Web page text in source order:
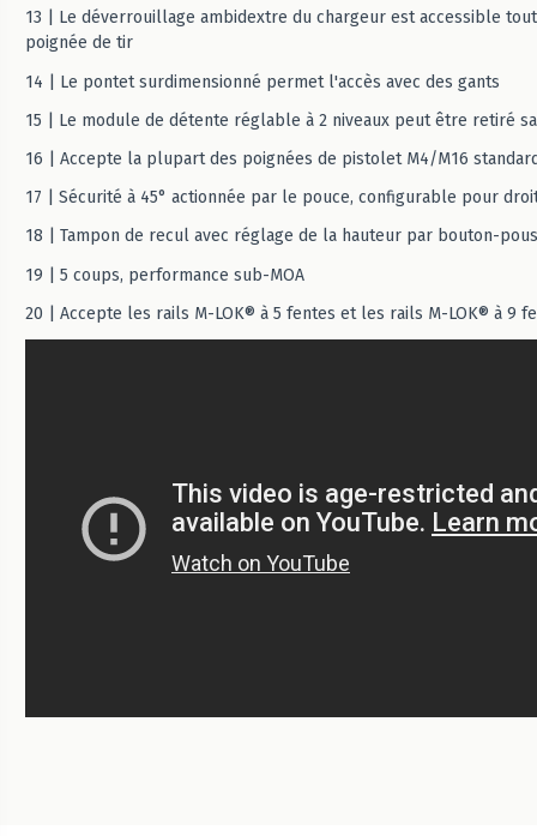
13 | Le déverrouillage ambidextre du chargeur est accessible
poignée de tir
14 | Le pontet surdimensionné permet l'accès avec des gants
15 | Le module de détente réglable à 2 niveaux peut être retiré
16 | Accepte la plupart des poignées de pistolet M4/M16
17 | Sécurité à 45° actionnée par le pouce, configurable pour
18 | Tampon de recul avec réglage de la hauteur par bouton-
19 | 5 coups, performance sub-MOA
20 | Accepte les rails M-LOK® à 5 fentes et les rails M-LOK® à 9